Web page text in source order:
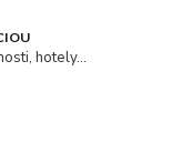
hotely...